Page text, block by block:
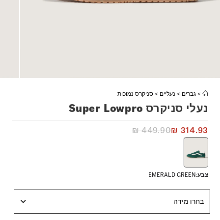
> גברים > נעליים > סניקרס נמוכות
נעלי סניקרס Super Lowpro
₪449.90₪ 314.93
צבע:
EMERALD GREEN
בחרו מידה